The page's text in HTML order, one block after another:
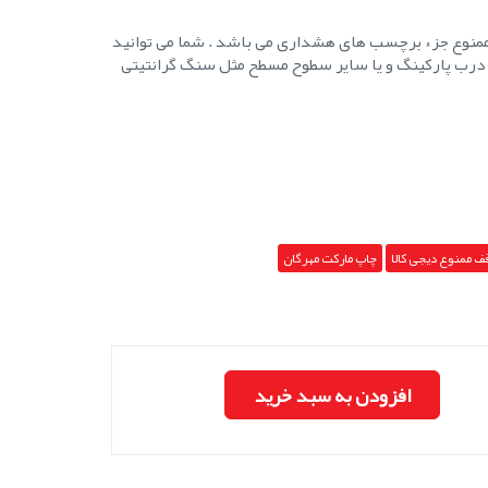
جزء برچسب های هشداری می باشد . شما می توانید
پارکینگ و یا سایر سطوح مسطح مثل سنگ گرانتیتی
ممنوع دیجی کالا چاپ مارکت مهرگان
افزودن به سبد خرید